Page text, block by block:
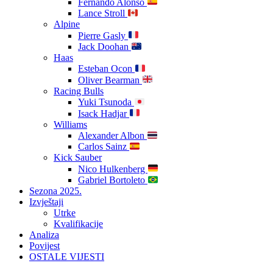
Lance Stroll
Alpine
Pierre Gasly
Jack Doohan
Haas
Esteban Ocon
Oliver Bearman
Racing Bulls
Yuki Tsunoda
Isack Hadjar
Williams
Alexander Albon
Carlos Sainz
Kick Sauber
Nico Hulkenberg
Gabriel Bortoleto
Sezona 2025.
Izvještaji
Utrke
Kvalifikacije
Analiza
Povijest
OSTALE VIJESTI